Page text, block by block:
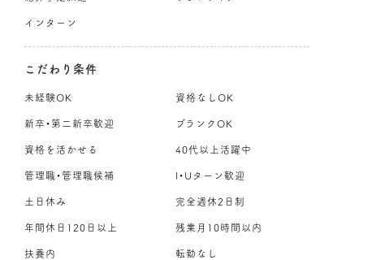
インターン
こだわり条件
未経験OK 資格なしOK
新卒・第二新卒歓迎 ブランクOK
資格を活かせる 40代以上活躍中
管理職・管理職候補 I・Uターン歓迎
土日休み 完全週休2日制
年間休日120日以上 残業月10時間以内
扶養内 転勤なし